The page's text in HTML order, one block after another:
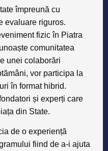
împreună cu
evaluare riguros.
fizic în Piatra
comunitatea
unei colaborări
vor participa la
în format hibrid.
și experți care
din State.
de o experiență
fiind de a-i ajuta